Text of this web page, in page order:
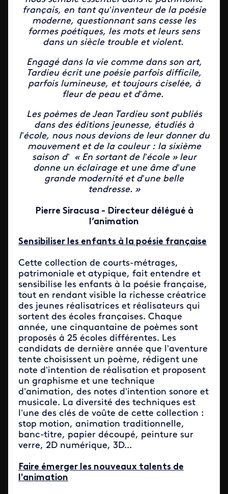
français, en tant qu’inventeur de la poésie
moderne, questionnant sans cesse les
formes poétiques, les mots et leurs sens
dans un siècle trouble et violent.
Engagé dans la vie comme dans son art,
Tardieu écrit une poésie parfois difficile,
parfois lumineuse, et toujours ciselée, à
fleur de peau et d’âme.
Les poèmes de Jean Tardieu sont publiés
dans des éditions jeunesse, étudiés à
l’école, nous nous devions de leur donner du
mouvement et de la couleur : la sixième
saison d’ « En sortant de l’école » leur
donne un éclairage et une âme d’une
grande modernité et d’une belle
tendresse. »
Pierre Siracusa - Directeur délégué à
l’animation
Sensibiliser les enfants à la poésie française
Cette collection de courts-métrages,
patrimoniale et atypique, fait entendre et
sensibilise les enfants à la poésie française,
tout en rendant visible la richesse créatrice
des jeunes réalisatrices et réalisateurs qui
sortent des écoles françaises. Chaque
année, une cinquantaine de poèmes sont
proposés à 25 écoles différentes. Les
candidats de dernière année que l’aventure
tente choisissent un poème, rédigent une
note d’intention de réalisation et proposent
un graphisme et une technique
d’animation, des notes d’intention sonore et
musicale. La diversité des techniques est
l’une des clés de voûte de cette collection :
stop motion, animation traditionnelle,
banc-titre, papier découpé, peinture sur
verre, 2D numérique, 3D...
Faire émerger les nouveaux talents de
l'animation